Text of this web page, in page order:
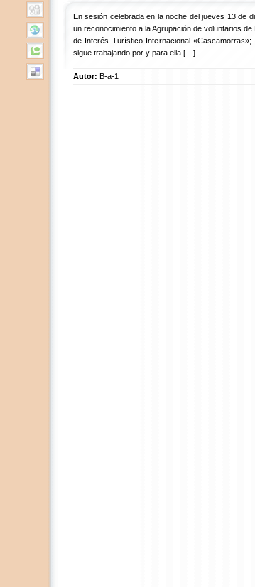
En sesión celebrada en la noche del jueves 13 de
un reconocimiento a la Agrupación de voluntarios
de Interés Turístico Internacional
sigue trabajando por y para ella […]
Autor: B-a-1